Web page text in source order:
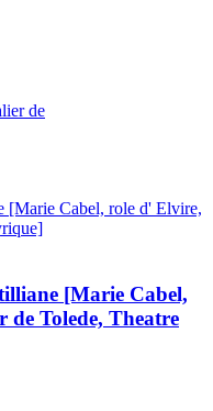
de
[Marie Cabel,
Tolede, Theatre